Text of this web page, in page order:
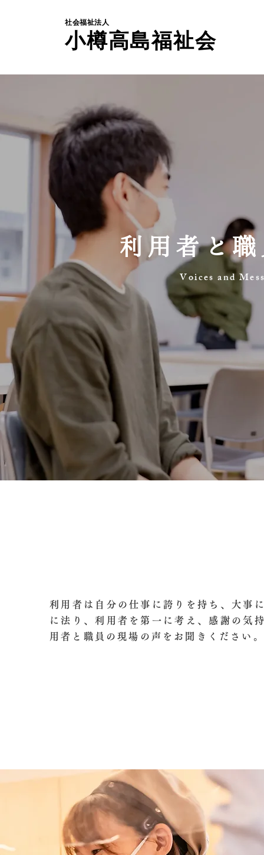
社会福祉法人
小樽高島福祉会
利用者と
Voices and
利用者は自分の仕事に誇りを持ち、大事
に法り、利用者を第一に考え、感謝の気
用者と職員の現場の声をお聞きください。